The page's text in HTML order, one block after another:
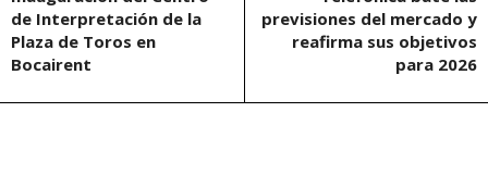
de Interpretación de la
Plaza de Toros en
Bocairent
previsiones del mercado y
reafirma sus objetivos
para 2026